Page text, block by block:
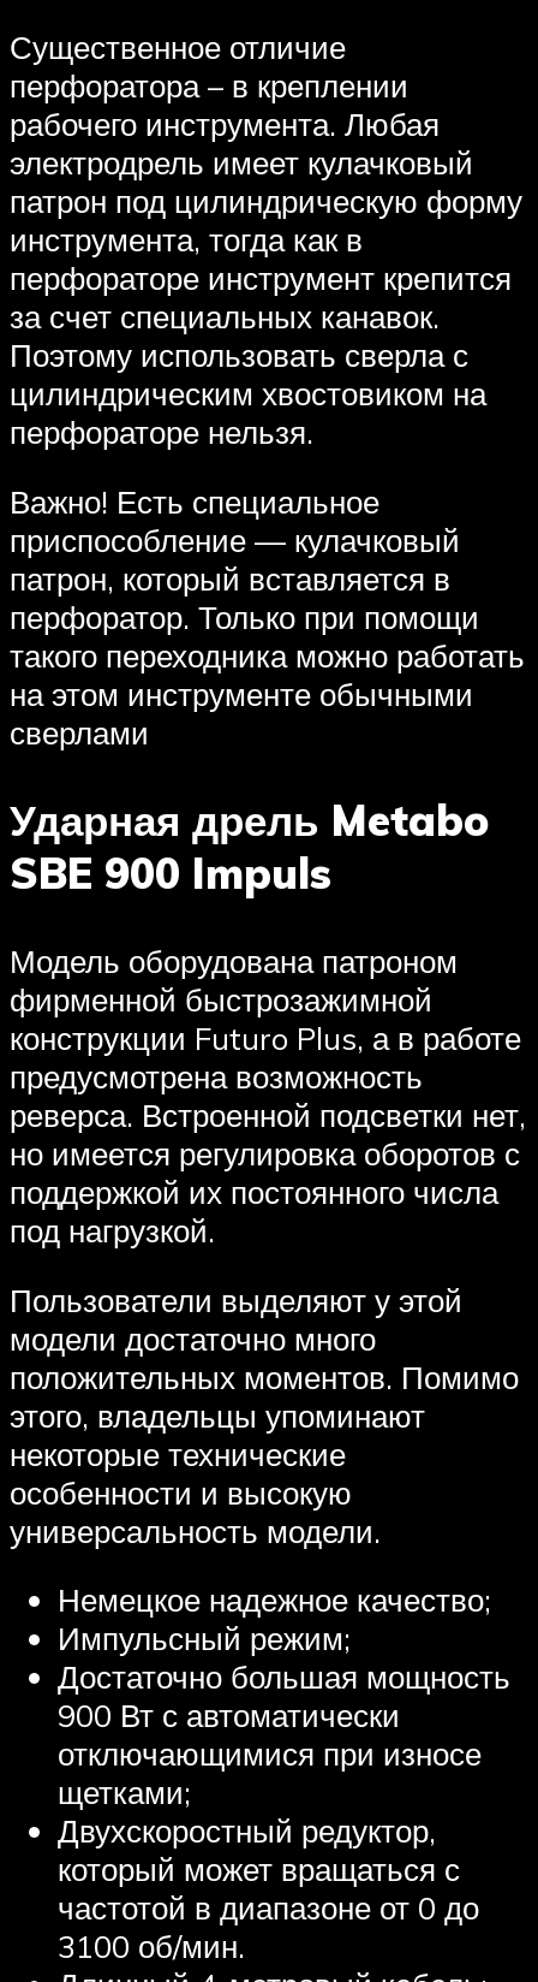
Существенное отличие
перфоратора – в креплении
рабочего инструмента. Любая
электродрель имеет кулачковый
патрон под цилиндрическую форму
инструмента, тогда как в
перфораторе инструмент крепится
за счет специальных канавок.
Поэтому использовать сверла с
цилиндрическим хвостовиком на
перфораторе нельзя.
Важно! Есть специальное
приспособление — кулачковый
патрон, который вставляется в
перфоратор. Только при помощи
такого переходника можно работать
на этом инструменте обычными
сверлами
Ударная дрель Metabo
SBE 900 Impuls
Модель оборудована патроном
фирменной быстрозажимной
конструкции Futuro Plus, а в работе
предусмотрена возможность
реверса. Встроенной подсветки нет,
но имеется регулировка оборотов с
поддержкой их постоянного числа
под нагрузкой.
Пользователи выделяют у этой
модели достаточно много
положительных моментов. Помимо
этого, владельцы упоминают
некоторые технические
особенности и высокую
универсальность модели.
Немецкое надежное качество;
Импульсный режим;
Достаточно большая мощность
900 Вт с автоматически
отключающимися при износе
щетками;
Двухскоростный редуктор,
который может вращаться с
частотой в диапазоне от 0 до
3100 об/мин.